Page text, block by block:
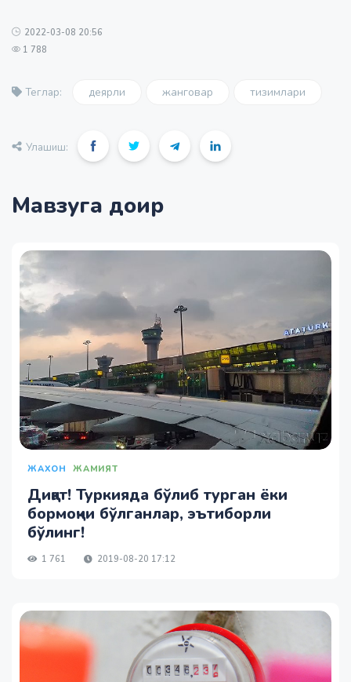
2022-03-08 20:56
1 788
Теглар: деярли жанговар тизимлари
Улашиш:
Мавзуга доир
ЖАХОН ЖАМИЯТ
Диққат! Туркияда бўлиб турган ёки
бормоқчи бўлганлар, эътиборли
бўлинг!
1 761 2019-08-20 17:12